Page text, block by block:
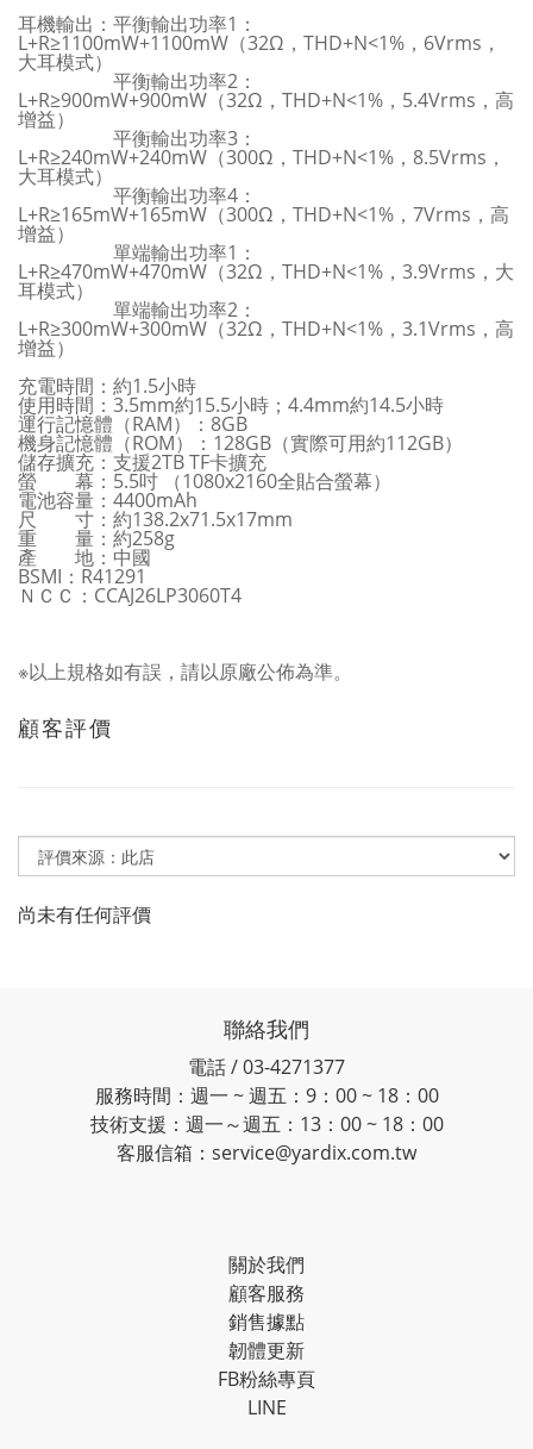
耳機輸出：平衡輸出功率1：
L+R≥1100mW+1100mW（32Ω，THD+N<1%，6Vrms，
大耳模式）
平衡輸出功率2：
L+R≥900mW+900mW（32Ω，THD+N<1%，5.4Vrms，高
增益）
平衡輸出功率3：
L+R≥240mW+240mW（300Ω，THD+N<1%，8.5Vrms，
大耳模式）
平衡輸出功率4：
L+R≥165mW+165mW（300Ω，THD+N<1%，7Vrms，高
增益）
單端輸出功率1：
L+R≥470mW+470mW（32Ω，THD+N<1%，3.9Vrms，大
耳模式）
單端輸出功率2：
L+R≥300mW+300mW（32Ω，THD+N<1%，3.1Vrms，高
增益）
充電時間：約1.5小時
使用時間：3.5mm約15.5小時；4.4mm約14.5小時
運行記憶體（RAM）：8GB
機身記憶體（ROM）：128GB（實際可用約112GB）
儲存擴充：支援2TB TF卡擴充
螢 幕：5.5吋 （1080x2160全貼合螢幕）
電池容量：4400mAh
尺 寸：約138.2x71.5x17mm
重 量：約258g
產 地：中國
BSMI：R41291
ＮＣＣ：CCAJ26LP3060T4
※以上規格如有誤，請以原廠公佈為準。
顧客評價
尚未有任何評價
聯絡我們
電話 / 03-4271377
服務時間：週一 ~ 週五：9：00 ~ 18：00
技術支援：週一～週五：13：00 ~ 18：00
客服信箱：service@yardix.com.tw
關於我們
顧客服務
銷售據點
韌體更新
FB粉絲專頁
LINE